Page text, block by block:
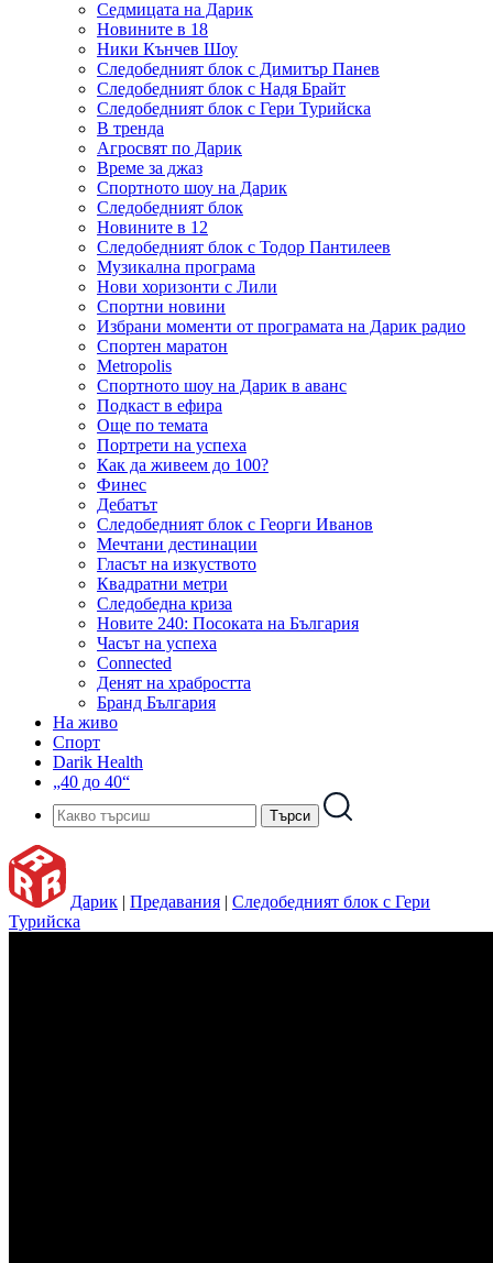
Седмицата на Дарик
Новините в 18
Ники Кънчев Шоу
Следобедният блок с Димитър Панев
Следобедният блок с Надя Брайт
Следобедният блок с Гери Турийска
В тренда
Агросвят по Дарик
Време за джаз
Спортното шоу на Дарик
Следобедният блок
Новините в 12
Следобедният блок с Тодор Пантилеев
Музикална програма
Нови хоризонти с Лили
Спортни новини
Избрани моменти от програмата на Дарик радио
Спортен маратон
Metropolis
Спортното шоу на Дарик в аванс
Подкаст в ефира
Още по темата
Портрети на успеха
Как да живеем до 100?
Финес
Дебатът
Следобедният блок с Георги Иванов
Мечтани дестинации
Гласът на изкуството
Квадратни метри
Следобедна криза
Новите 240: Посоката на България
Часът на успеха
Connected
Денят на храбростта
Бранд България
На живо
Спорт
Darik Health
„40 до 40“
Дарик | Предавания | Следобедният блок с Гери
Турийска